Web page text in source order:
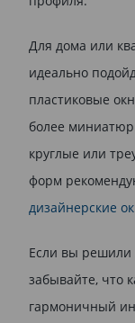
Для дома или
идеально
пластиковые
более
круглые или
форм
дизайнерские
Если вы решили
забывайте, что
гармоничный